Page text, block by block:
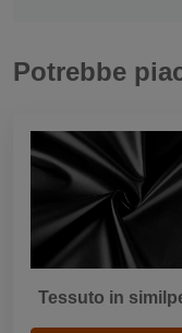
Potrebbe
Tessuto in